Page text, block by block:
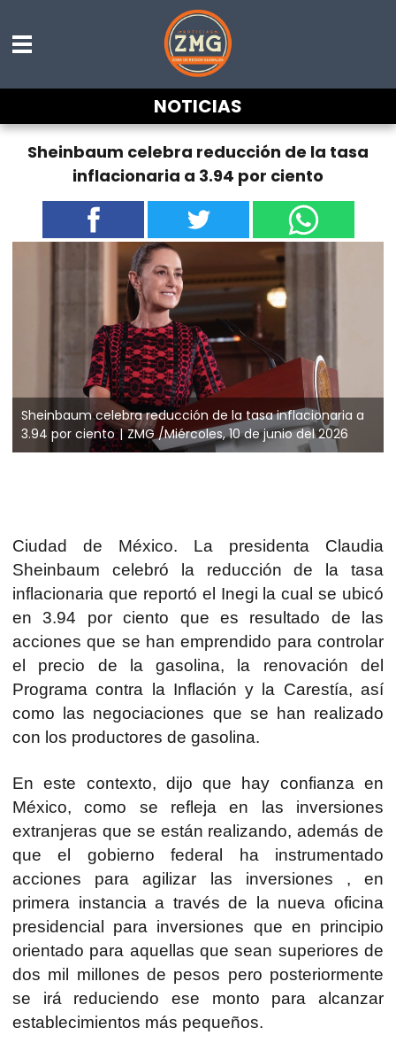
NOTICIAS
Sheinbaum celebra reducción de la tasa
inflacionaria a 3.94 por ciento
Sheinbaum celebra reducción de la tasa inflacionaria a
3.94 por ciento
ZMG /Miércoles, 10 de junio del 2026
Ciudad de México. La presidenta Claudia
Sheinbaum celebró la reducción de la tasa
inflacionaria que reportó el Inegi la cual se ubicó
en 3.94 por ciento que es resultado de las
acciones que se han emprendido para controlar
el precio de la gasolina, la renovación del
Programa contra la Inflación y la Carestía, así
como las negociaciones que se han realizado
con los productores de gasolina.
En este contexto, dijo que hay confianza en
México, como se refleja en las inversiones
extranjeras que se están realizando, además de
que el gobierno federal ha instrumentado
acciones para agilizar las inversiones , en
primera instancia a través de la nueva oficina
presidencial para inversiones que en principio
orientado para aquellas que sean superiores de
dos mil millones de pesos pero posteriormente
se irá reduciendo ese monto para alcanzar
establecimientos más pequeños.